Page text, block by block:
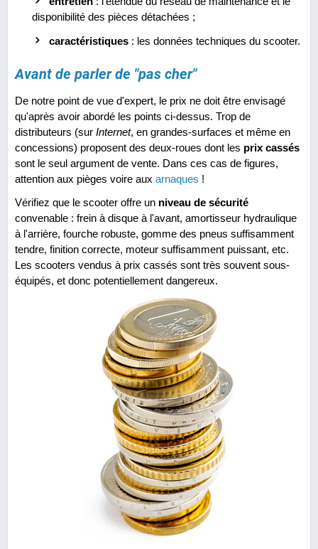
disponibilité des pièces détachées ;
caractéristiques : les données techniques du scooter.
Avant de parler de "pas cher"
De notre point de vue d'expert, le prix ne doit être envisagé
qu'après avoir abordé les points ci-dessus. Trop de
distributeurs (sur Internet, en grandes-surfaces et même en
concessions) proposent des deux-roues dont les prix cassés
sont le seul argument de vente. Dans ces cas de figures,
attention aux pièges voire aux arnaques !
Vérifiez que le scooter offre un niveau de sécurité
convenable : frein à disque à l'avant, amortisseur hydraulique
à l'arrière, fourche robuste, gomme des pneus suffisamment
tendre, finition correcte, moteur suffisamment puissant, etc.
Les scooters vendus à prix cassés sont très souvent sous-
équipés, et donc potentiellement dangereux.